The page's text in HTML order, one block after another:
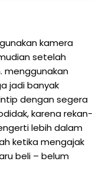
kamera
setelah
menggunakan
jadi banyak
dengan segera
karena rekan-
lebih dalam
ketika mengajak
beli – belum